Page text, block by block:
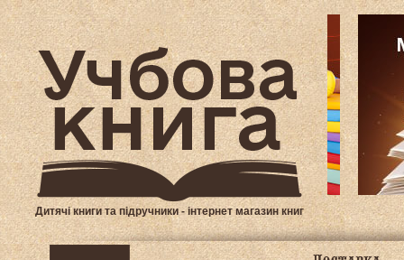
Дитячі книги та підручники - інтернет магазин книг